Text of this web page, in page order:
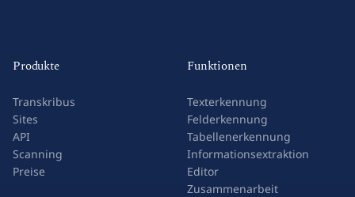
Produkte
Transkribus
Sites
API
Scanning
Preise
Funktionen
Texterkennung
Felderkennung
Tabellenerkennung
Informationsextraktion
Editor
Zusammenarbeit